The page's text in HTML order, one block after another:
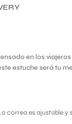
en los
estuche será tu
es ajustable y